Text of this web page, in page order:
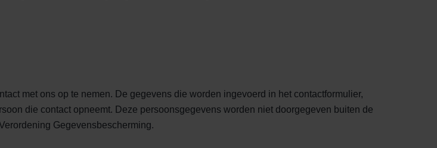
met ons op te nemen. De gegevens die worden ingevoerd in het contactformulier,
die contact opneemt. Deze persoonsgegevens worden niet doorgegeven buiten de
Gegevensbescherming.